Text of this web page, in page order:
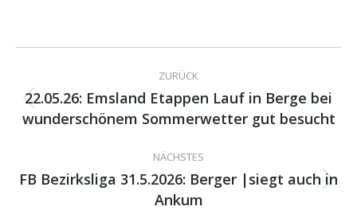
Kommentarnavigation
ZURÜCK
Vorheriger
Beitrag:
22.05.26: Emsland Etappen Lauf in Berge bei
wunderschönem Sommerwetter gut besucht
NÄCHSTES
Nächster
Beitrag:
FB Bezirksliga 31.5.2026: Berger |siegt auch in
Ankum